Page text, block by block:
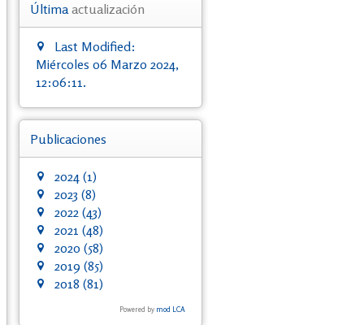
Últimaactualización
Last Modified:
Miércoles 06 Marzo 2024,
12:06:11.
Publicaciones
2024 (1)
2023 (8)
2022 (43)
2021 (48)
2020 (58)
2019 (85)
2018 (81)
Powered by mod LCA